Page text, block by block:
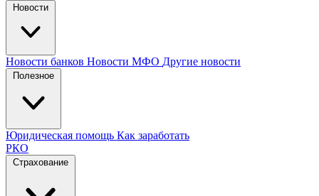
Новости
Новости банков Новости МФО Другие новости
Полезное
Юридическая помощь Как заработать
РКО
Страхование